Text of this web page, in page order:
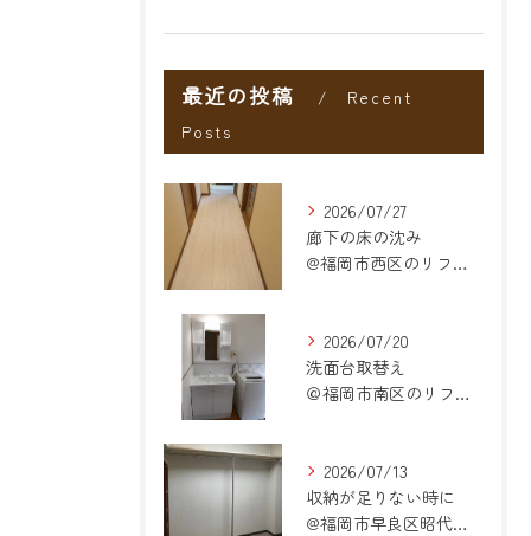
最近の投稿
Recent
Posts
2026/07/27
廊下の床の沈み
@福岡市西区のリフォーム
2026/07/20
洗面台取替え
＠福岡市南区のリフォーム
2026/07/13
収納が足りない時に
@福岡市早良区昭代のリフォーム